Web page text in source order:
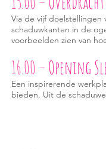
Via de vijf doelstellingen
schaduwkanten in de
voorbeelden zien van
16.00 – Opening
Een inspirerende
bieden. Uit de